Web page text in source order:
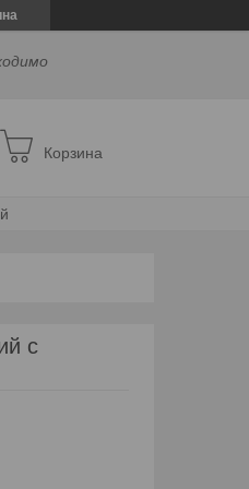
Корзина
с